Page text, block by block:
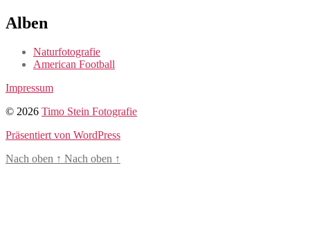
Alben
Naturfotografie
American Football
Impressum
© 2026 Timo Stein Fotografie
Präsentiert von WordPress
Nach oben ↑ Nach oben ↑